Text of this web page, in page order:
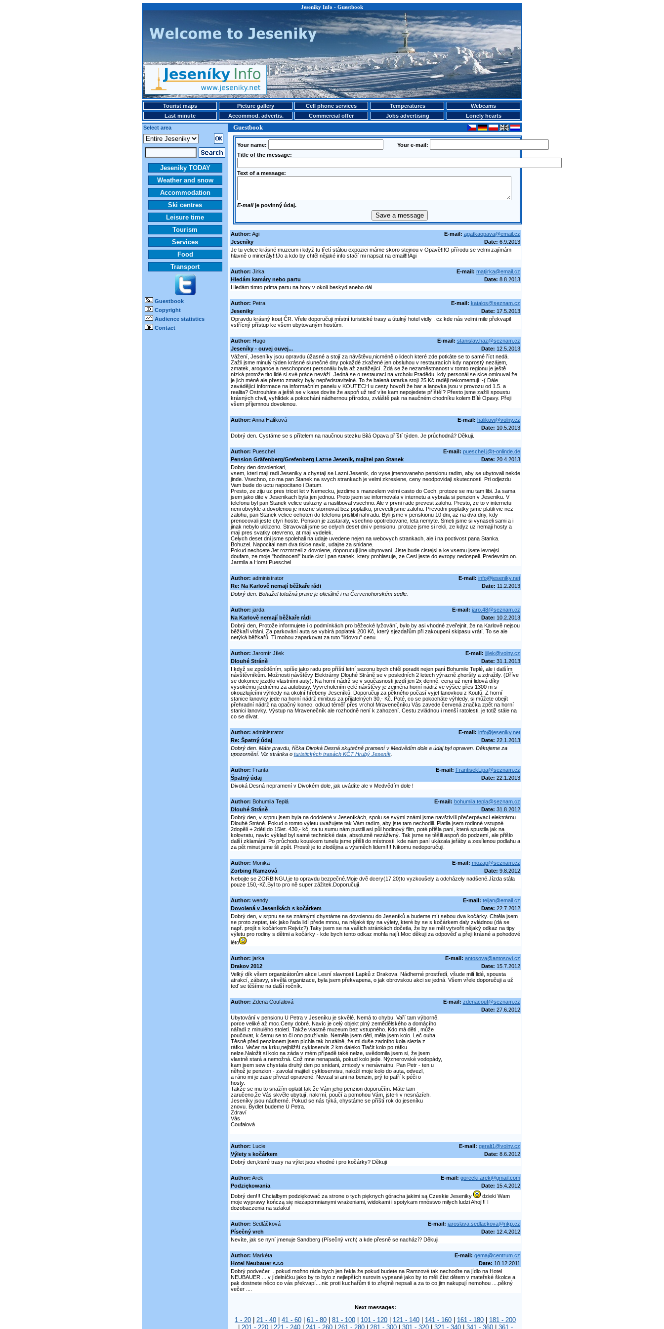
Jeseniky Info - Guestbook
Tourist maps Picture gallery Cell phone services Temperatures
Webcams
Last minute
Accommod. advertis. Commercial offer Jobs advertising
Lonely hearts
Select area
Guestbook
Jeseniky TODAY
Weather and snow
Accommodation
Ski centres
Leisure time
Tourism
Services
Food
Transport
Guestbook
Copyright
Audience statistics
Contact
Your name:
Your e-mail:
Title of the message:
Text of a message:
E-mailje povinný údaj.
Author: Agi E-mail: agatkaopava@email.cz
Jeseníky
Date: 6.9.2013
Je tu velice krásné muzeum i když tu třetí stálou expozici máme skoro stejnou v Opavě!!!O přírodu se velmi zajímám
hlavně o minerály!!!Jo a kdo by chtěl nějaké info stačí mi napsat na email!!!Agi
Author: Jirka E-mail: matjirka@email.cz
Hledám kamáry nebo partu
Date: 8.8.2013
Hledám tímto prima partu na hory v okolí beskyd anebo dál
Author: Petra E-mail: katalos@seznam.cz
Jeseniky
Date: 17.5.2013
Opravdu krásný kout ČR. Vřele doporučuji místní turistické trasy a útulný hotel vidly . cz kde nás velmi mile překvapil
vstřícný přístup ke všem ubytovaným hostům.
Author: Hugo E-mail: stanislav.haz@seznam.cz
Jeseníky - ouvej ouvej...
Date: 12.5.2013
Vážení, Jeseníky jsou opravdu úžasné a stojí za návštěvu,nicméně o lidech které zde potkáte se to samé říct nedá.
Zažli jsme minulý týden krásné slunečné dny pokaždé zkažené jen obsluhou v restauracích kdy naprostý nezájem,
zmatek, arogance a neschopnost personálu byla až zarážející. Zdá se že nezaměstnanost v tomto regionu je ještě
nízká protože tito lidé si své práce neváží. Jedná se o restauraci na vrcholu Pradědu, kdy personál se sice omlouval že
je jich méně ale přesto zmatky byly nepředstavitelné. To že balená tatarka stojí 25 Kč raději nekomentuji :-( Dále
zavádějící informace na informačním panelu v KOUTECH u cesty hovoří že bar a lanovka jsou v provozu od 1.5. a
realita? Ostrouháte a ještě se v kase dovíte že aspoň už teď víte kam nepojedete příště!? Přesto jsme zažili spoustu
krásných chvil, vyhlídek a pokochání nádhernou přírodou, zvláště pak na naučném chodníku kolem Bílé Opavy. Přeji
všem příjemnou dovolenou.
Author: Anna Halíková E-mail: halikovi@volny.cz
Date: 10.5.2013
Dobrý den. Cystáme se s přítelem na naučnou stezku Bílá Opava příští týden. Je průchodná? Děkuji.
Author: Pueschel E-mail: pueschel.j@t-onlinde.de
Pension Gräfenberg/Grefenberg Lazne Jesenik, majitel pan Stanek
Date: 20.4.2013
Dobry den dovolenkari,
vsem, kteri maji radi Jeseniky a chystaji se Lazni Jesenik, do vyse jmenovaneho pensionu radim, aby se ubytovali nekde
jinde. Vsechno, co ma pan Stanek na svych strankach je velmi zkreslene, ceny neodpovidaji skutecnosti. Pri odjezdu
Vam bude do uctu napocitano i Datum.
Presto, ze ziju uz pres tricet let v Nemecku, jezdime s manzelem velmi casto do Cech, protoze se mu tam libi. Ja sama
jsem jako dite v Jesenikach byla jen jednou. Proto jsem se informovala v internetu a vybrala si penzion v Jeseniku. V
telefonu byl pan Stanek velice usluzny a nasliboval vsechno. Ale v prvni rade prevest zalohu. Presto, ze to v internetu
neni obvykle a dovolenou je mozne stornovat bez poplatku, prevedli jsme zalohu. Prevodni poplatky jsme platili vic nez
zalohu, pan Stanek velice ochoten do telefonu prislibil nahradu. Byli jsme v penskionu 10 dni, az na dva dny, kdy
prenocovali jeste ctyri hoste. Pension je zastaraly, vsechno opotrebovane, leta nemyte. Smeti jsme si vynaseli sami a i
jinak nebylo uklizeno. Stravovali jsme se celych deset dni v pensionu, protoze jsme si rekli, ze kdyz uz nemaji hosty a
maji pres svatky otevreno, at maji vydelek.
Celych deset dni jsme spolehali na udaje uvedene nejen na webovych strankach, ale i na poctivost pana Stanka.
Bohuzel. Napocital nam dva tisice navic, udajne za snidane.
Pokud nechcete Jet rozmrzeli z dovolene, doporucuji jine ubytovani. Jiste bude cistejsi a ke vsemu jsete levnejsi.
doufam, ze moje "hodnoceni" bude cist i pan stanek, ktery prohlasuje, ze Cesi jeste do evropy nedospeli. Predevsim on.
Jarmila a Horst Pueschel
Author: administrator E-mail: info@jeseniky.net
Re: Na Karlově nemají běžkaře rádi
Date: 11.2.2013
Dobrý den. Bohužel totožná praxe je oficiálně i na Červenohorském sedle.
Author: jarda E-mail: jaro.48@seznam.cz
Na Karlově nemají běžkaře rádi
Date: 10.2.2013
Dobrý den, Protože informujete i o podmínkách pro běžecké lyžování, bylo by asi vhodné zveřejnit, že na Karlově nejsou
běžkaři vítáni. Za parkování auta se vybírá poplatek 200 Kč, který sjezdařům při zakoupení skipasu vrátí. To se ale
netýká běžkařů. Ti mohou zaparkovat za tuto "lidovou" cenu.
Author: Jaromír Jílek E-mail: jjilek@volny.cz
Dlouhé Stráně
Date: 31.1.2013
I když se zpožděním, spíše jako radu pro příští letní sezonu bych chtěl poradit nejen paní Bohumile Teplé, ale i dalším
návštěvníkům. Možnosti návštěvy Elektrárny Dlouhé Stráně se v posledních 2 letech výrazně zhoršily a zdražily. (Dříve
se dokonce jezdilo vlastními auty). Na horní nádrž se v současnosti jezdí jen 2x denně, cena už není lidová díky
vysokému jízdnému za autobusy. Vyvrcholením celé návštěvy je zejména horní nádrž ve výšce přes 1300 m s
okouzlujícími výhledy na okolní hřebeny Jeseníků. Doporučuji za pěkného počasí vyjet lanovkou z Koutů. Z horní
stanice lanovky jede na horní nádrž minibus za přijatelných 30,- Kč. Poté, co se pokocháte výhledy, si můžete obejít
přehradní nádrž na opačný konec, odkud téměř přes vrchol Mravenečníku Vás zavede červená značka zpět na horní
stanici lanovky. Výstup na Mravenečník ale rozhodně není k zahození. Cestu zvládnou i menší ratolesti, je totiž stále na
co se dívat.
Author: administrator E-mail: info@jeseniky.net
Re: Špatný údaj
Date: 22.1.2013
Dobrý den. Máte pravdu, říčka Divoká Desná skutečně pramení v Medvědím dole a údaj byl opraven. Děkujeme za
upozornění. Viz stránka o turistických trasách KČT Hrubý Jeseník.
Author: Franta E-mail: FrantisekLipa@seznam.cz
Špatný údaj
Date: 22.1.2013
Divoká Desná nepramení v Divokém dole, jak uvádíte ale v Medvědím dole !
Author: Bohumila Teplá E-mail: bohumila.tepla@seznam.cz
Dlouhé Stráně
Date: 31.8.2012
Dobrý den, v srpnu jsem byla na dodolené v Jeseníkách, spolu se svými známi jsme navštívíli přečerpávací elektrárnu
Dlouhé Stráně. Pokud o tomto výletu uvažujete tak Vám radím, aby jste tam nechodili. Platila jsem rodinné vstupné
2dopělí + 2děti do 15let. 430,- kč, za tu sumu nám pustili asi půl hodinový film, poté přišla paní, která spustila jak na
kolovratu, navíc výklad byl samé technické data, absolutně nezáživný. Tak jsme se těšili aspoň do podzemí, ale přišlo
další zklamání. Po průchodu kouskem tunelu jsme přišli do místnosti, kde nám paní ukázala jeřáby a zesílenou podlahu a
za pět minut jsme šli zpět. Prostě je to zlodějina a výsměch lidem!!!! Nikomu nedoporučuji.
Author: Monika E-mail: mozap@seznam.cz
Zorbing Ramzová
Date: 9.8.2012
Nebojte se ZORBINGU,je to opravdu bezpečné.Moje dvě dcery(17,20)to vyzkoušely a odcházely nadšené.Jízda stála
pouze 150,-Kč.Byl to pro ně super zážitek.Doporučují.
Author: wendy E-mail: teijan@email.cz
Dovolená v Jeseníkách s kočárkem
Date: 22.7.2012
Dobrý den, v srpnu se se známými chystáme na dovolenou do Jeseníků a budeme mít sebou dva kočárky. Chtěla jsem
se proto zeptat, tak jako řada lidí přede mnou, na nějaké tipy na výlety, které by se s kočárkem daly zvládnou (dá se
např. projít s kočárkem Rejvíz?).Taky jsem se na vašich stránkách dočetla, že by se měl vytvořit nějaký odkaz na tipy
výletu pro rodiny s dětmi a kočárky - kde bych tento odkaz mohla najít.Moc děkuji za odpověď a přeji krásné a pohodové
léto
Author: jarka E-mail: antosova@antosovi.cz
Drakov 2012
Date: 15.7.2012
Velký dík všem organizátorům akce Lesní slavnosti Lapků z Drakova. Nádherné prostředí, všude milí lidé, spousta
atrakcí, zábavy, skvělá organizace, byla jsem překvapena, o jak obrovskou akci se jedná. Všem vřele doporučuji a už
teď se těšíme na další ročník.
Author: Zdena Coufalová E-mail: zdenacouf@seznam.cz
Date: 27.6.2012
Ubytování v pensionu U Petra v Jeseníku je skvělé. Nemá to chybu. Vaří tam výborně,
porce veliké až moc.Ceny dobré. Navíc je celý objekt plný zemědělského a domácího
nářadí z minulého století. Takže vlastně muzeum bez vstupného. Kdo má děti , může
poučovat, k čemu se to či ono používalo. Neměla jsem děti, měla jsem kolo. Leč ouha.
Těsně před penzionem jsem píchla tak brutálně, že mi duše zadního kola slezla z
ráfku. Večer na krku,nejbližší cykloservis 2 km daleko.Tlačit kolo po ráfku
nelze.Naložit si kolo na záda v mém případě také nelze, uvědomila jsem si, že jsem
vlastně stará a nemožná. Což mne nenapadá, pokud kolo jede. Nýznerovské vodopády,
kam jsem sew chystala druhý den po snídani, zmizely v nenávratnu. Pan Petr - ten u
něhož je penzion - zavolal majiteli cykloservisu, naložil moje kolo do auta, odvezl,
a ráno mi je zase přivezl opravené. Nevzal si ani na benzin, prý to patří k péči o
hosty.
Takže se mu to snažím oplatit tak,že Vám jeho penzion doporučím. Máte tam
zaručeno,že Vás skvěle ubytují, nakrmí, poučí a pomohou Vám, jste-li v nesnázích.
Jeseníky jsou nádherné. Pokud se nás týká, chystáme se příští rok do jeseníku
znovu. Bydlet budeme U Petra.
Zdraví
Vás
Coufalová
Author: Lucie E-mail: geralt1@volny.cz
Výlety s kočárkem
Date: 8.6.2012
Dobrý den,které trasy na výlet jsou vhodné i pro kočárky? Děkuji
Author: Arek E-mail: gorecki.arek@gmail.com
Podziękowania
Date: 15.4.2012
Dobrý den!!! Chciałbym podziękować za strone o tych pięknych góracha jakimi są Czeskie Jeseniky
dzieki Wam
moje wyprawy kończą się niezapomnianymi wrażeniami, widokami i spotykam mnóstwo miłych ludzi Ahoj!!! I
dozobaczenia na szlaku!
Author: Sedláčková E-mail: jaroslava.sedlackova@nkp.cz
Písečný vrch
Date: 12.4.2012
Nevíte, jak se nyní jmenuje Sandberg (Písečný vrch) a kde přesně se nachází? Děkuji.
Author: Markéta E-mail: gema@centrum.cz
Hotel Neubauer s.r.o
Date: 10.12.2011
Dobrý podvečer ...pokud možno ráda bych jen řekla že pokud budete na Ramzové tak nechoďte na jídlo na Hotel
NEUBAUER ....v jídelníčku jako by to bylo z nejlepších surovin vypsané jako by to měli číst dětem v mateřské školce a
pak dostnete něco co vás překvapí....nic proti kuchařům ti to zřejmě nepsali a za to co jim nakupují nemohou ....pěkný
večer ....
Next messages:
1 - 20 21 - 40 41 - 60 61 - 80 81 - 100 101 - 120 121 - 140 141 - 160 161 - 180
181 - 200
201 - 220| 221 - 240| 241 - 260| 261 - 280| 281 - 300| 301 - 320| 321 - 340| 341 - 360| 361 -